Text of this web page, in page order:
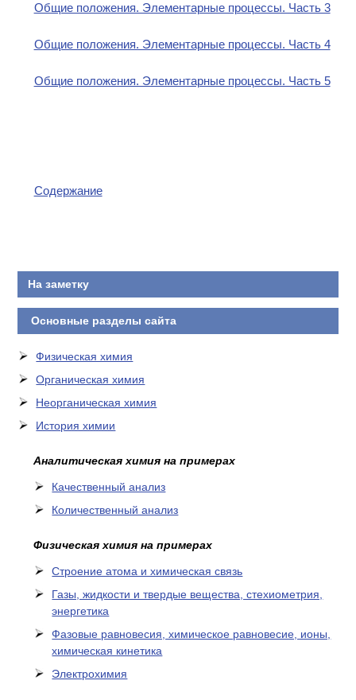
Общие положения. Элементарные процессы. Часть 3
Общие положения. Элементарные процессы. Часть 4
Общие положения. Элементарные процессы. Часть 5
Содержание
На заметку
Основные разделы сайта
Физическая химия
Органическая химия
Неорганическая химия
История химии
Аналитическая химия на примерах
Качественный анализ
Количественный анализ
Физическая химия на примерах
Cтроение атома и химическая связь
Газы, жидкости и твердые вещества, стехиометрия,
энергетика
Фазовые равновесия, химическое равновесие, ионы,
химическая кинетика
Электрохимия